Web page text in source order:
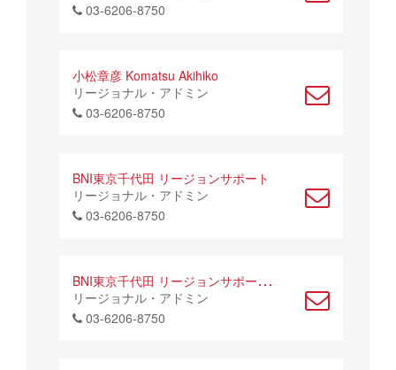
03-6206-8750
小松章彦 Komatsu Akihiko
リージョナル・アドミン
03-6206-8750
BNI東京千代田 リージョンサポート
リージョナル・アドミン
03-6206-8750
B
NI東京千代田 リージョンサポート01
リージョナル・アドミン
03-6206-8750